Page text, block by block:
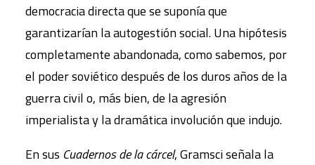
democracia directa que se suponía que
garantizarían la autogestión social. Una hipótesis
completamente abandonada, como sabemos, por
el poder soviético después de los duros años de la
guerra civil o, más bien, de la agresión
imperialista y la dramática involución que indujo.
En sus Cuadernos de la cárcel, Gramsci señala la